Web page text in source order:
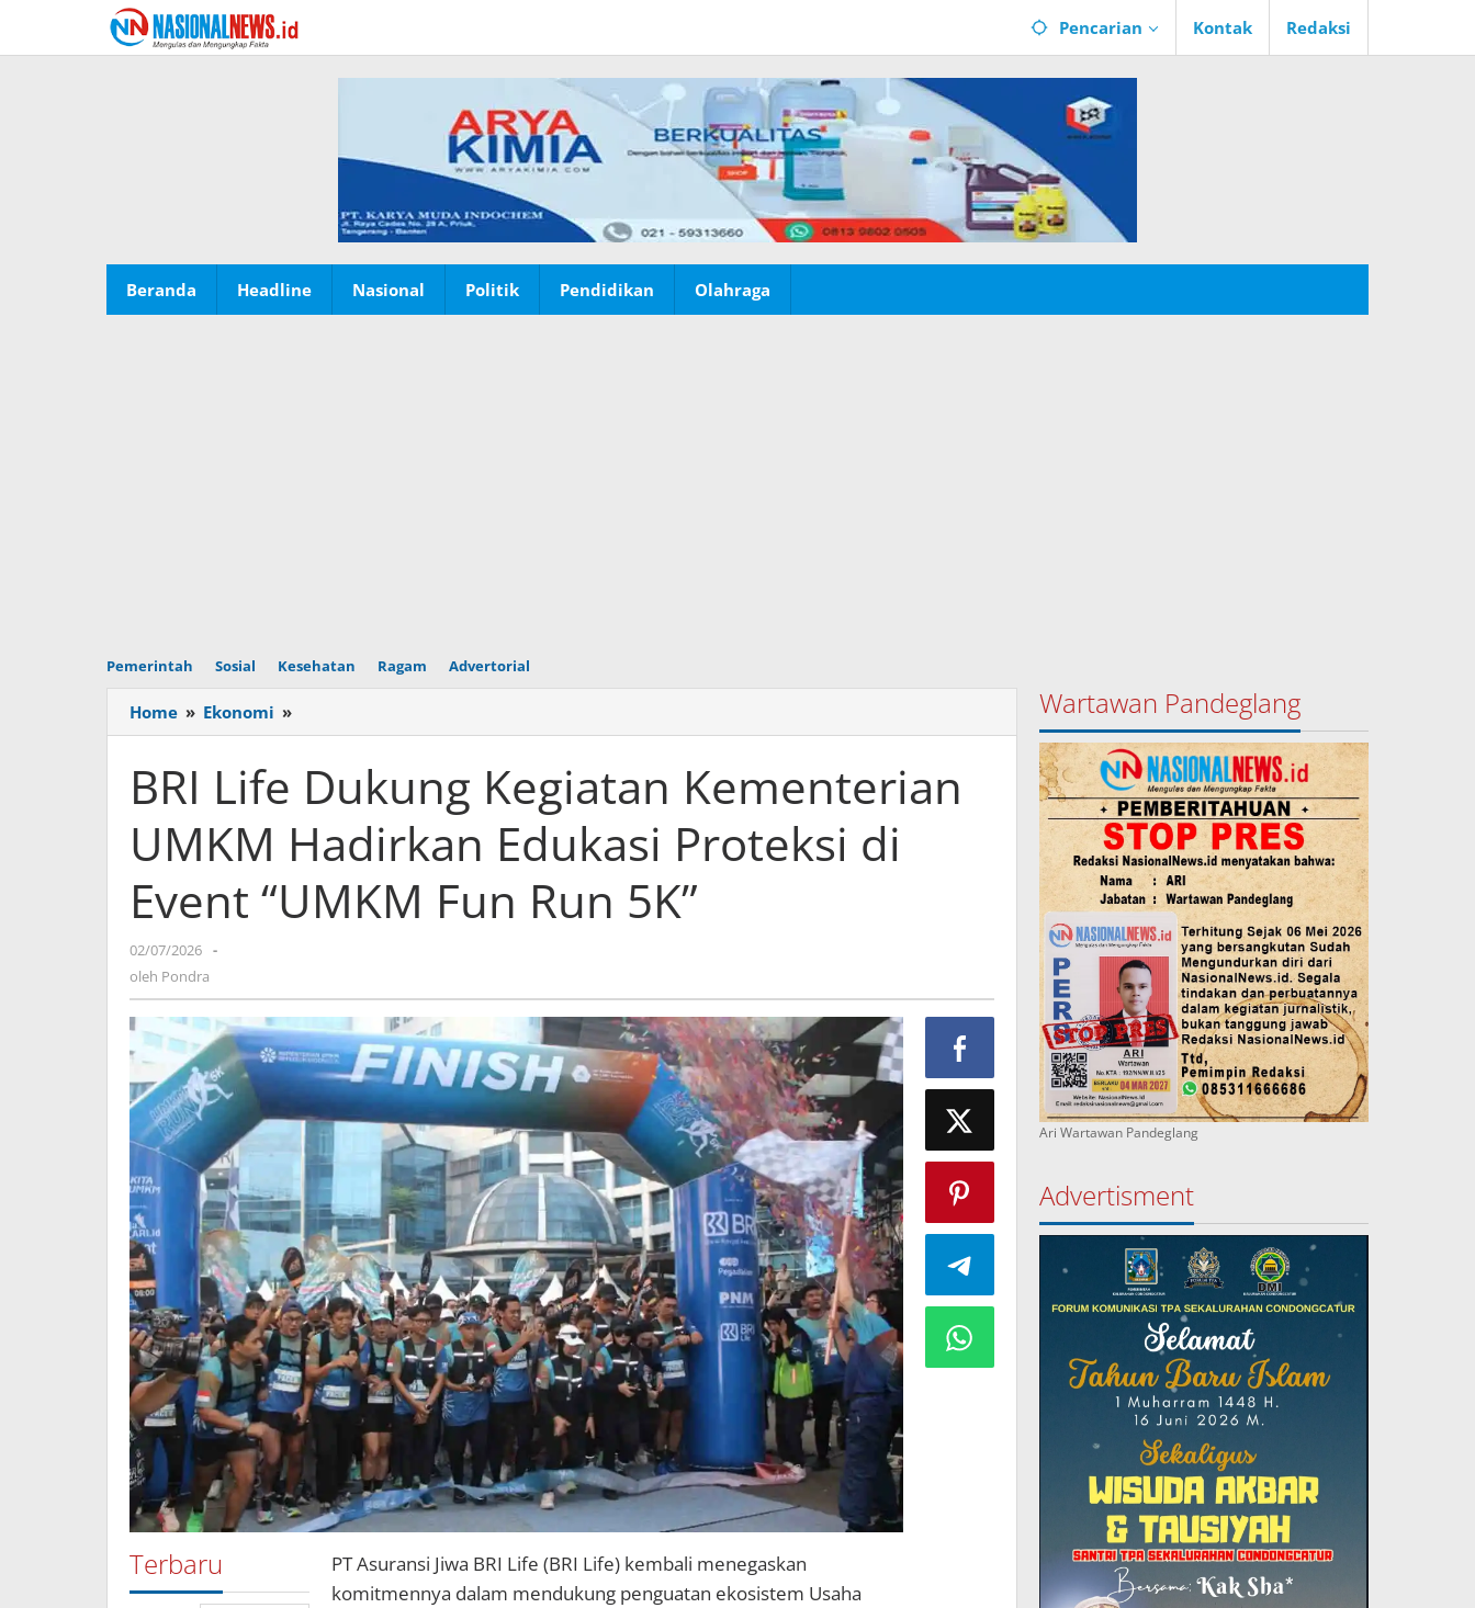
konten
Pencarian Kontak Redaksi
Beranda Headline Nasional Politik Pendidikan Olahraga
Pemerintah Sosial Kesehatan Ragam Advertorial
Home » Ekonomi »
Life
Kegiatan
Kementerian
UMKM
Hadirkan
Edukasi
Proteksi
Fun
Run
5K”
BRI Life Dukung Kegiatan Kementerian
UMKM Hadirkan Edukasi Proteksi di
Event “UMKM Fun Run 5K”
02/07/2026 oleh
-
oleh Pondra
Terbaru
PT Asuransi Jiwa BRI Life (BRI Life) kembali menegaskan
komitmennya dalam mendukung penguatan ekosistem Usaha
Wartawan Pandeglang
Ari Wartawan Pandeglang
Advertisment